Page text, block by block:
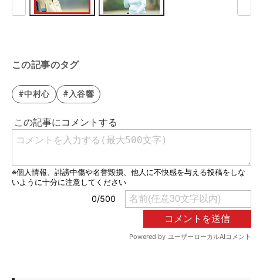
この記事のタグ
#中村心 #入谷響